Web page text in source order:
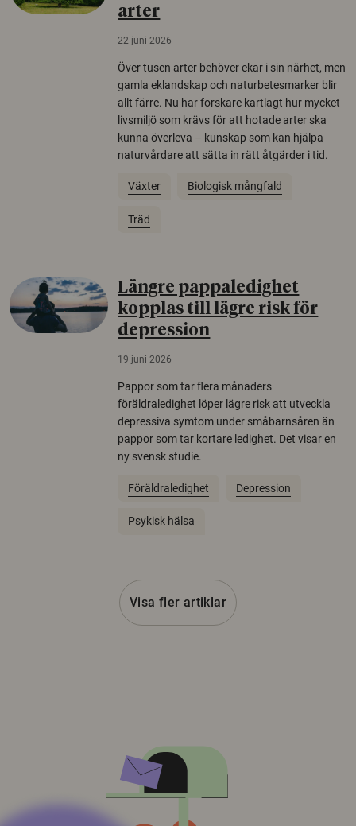
arter
22 juni 2026
Över tusen arter behöver ekar i sin närhet, men
gamla eklandskap och naturbetesmarker blir
allt färre. Nu har forskare kartlagt hur mycket
livsmiljö som krävs för att hotade arter ska
kunna överleva – kunskap som kan hjälpa
naturvårdare att sätta in rätt åtgärder i tid.
Växter Biologisk mångfald
Träd
Längre pappaledighet
kopplas till lägre risk för
depression
19 juni 2026
Pappor som tar flera månaders
föräldraledighet löper lägre risk att utveckla
depressiva symtom under småbarnsåren än
pappor som tar kortare ledighet. Det visar en
ny svensk studie.
Föräldraledighet Depression
Psykisk hälsa
Visa fler artiklar